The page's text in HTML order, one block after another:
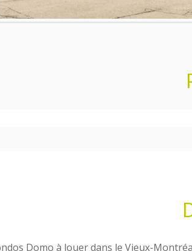
Domo à louer dans le Vieux-